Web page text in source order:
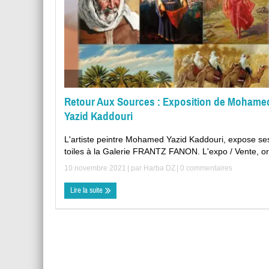
Retour Aux Sources : Exposition de
Yazid Kaddouri
L'artiste peintre Mohamed Yazid Kaddouri, expose
toiles à la Galerie FRANTZ FANON. L'expo / Vente, or
10 novembre 2021 | par Harba DZ 0 commentaires
Lire la suite